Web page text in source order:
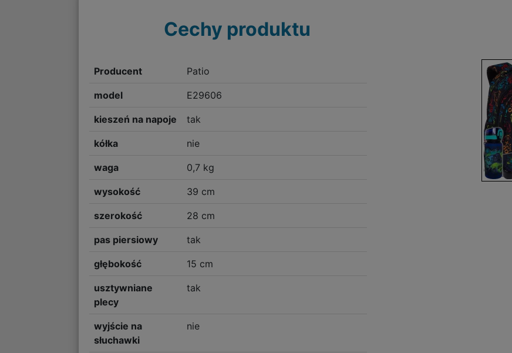
Cechy produktu
Producent Patio
model E29606
kieszeń na napoje tak
kółka nie
waga 0,7 kg
wysokość 39 cm
szerokość 28 cm
pas piersiowy tak
głębokość 15 cm
usztywniane
plecy
tak
wyjście na
słuchawki
nie